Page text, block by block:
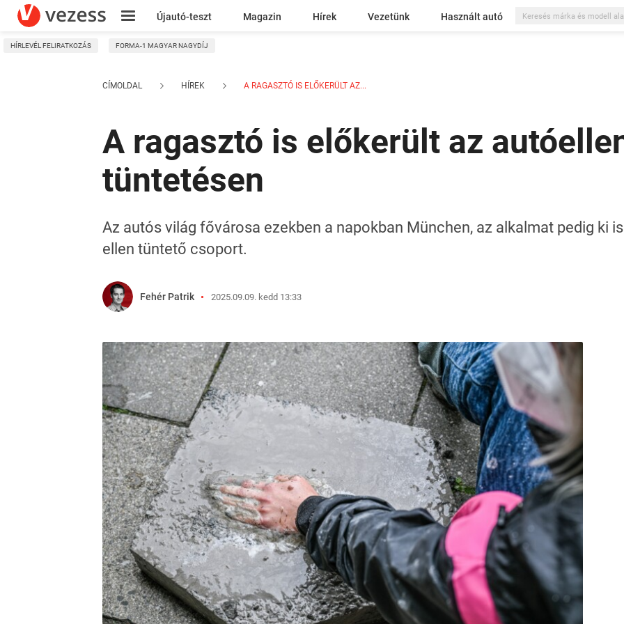
Újautó-teszt Magazin Hírek Vezetünk Használt autó
Kresz
HÍRLEVÉL FELIRATKOZÁS FORMA-1 MAGYAR NAGYDÍJ
CÍMOLDAL HÍREK A RAGASZTÓ IS ELŐKERÜLT AZ...
A ragasztó is előkerült az
tüntetésen
Az autós világ fővárosa ezekben a napokban München, az alkalmat pedig ki
ellen tüntető csoport.
Fehér Patrik 2025.09.09. kedd 13:33